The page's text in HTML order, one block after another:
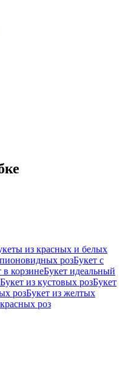
из красных и белых
розБукет с
в корзинеБукет идеальный
Букет из кустовых розБукет
розБукет из желтых
роз